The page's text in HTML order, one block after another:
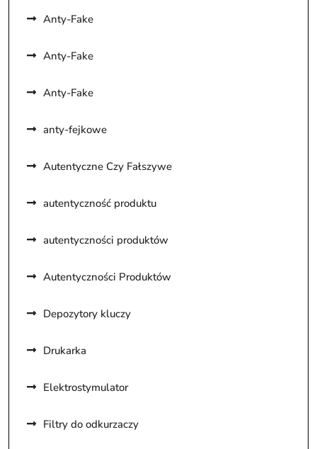
Anty-Fake
Anty-Fake
Anty-Fake
anty-fejkowe
Autentyczne Czy Fałszywe
autentyczność produktu
autentyczności produktów
Autentyczności Produktów
Depozytory kluczy
Drukarka
Elektrostymulator
Filtry do odkurzaczy